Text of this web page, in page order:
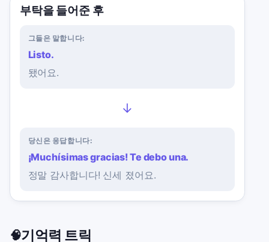
부탁을 들어준 후
그들은 말합니다:
Listo.
됐어요.
→
당신은 응답합니다:
¡Muchísimas gracias! Te debo una.
정말 감사합니다! 신세 졌어요.
🧠기억력 트릭